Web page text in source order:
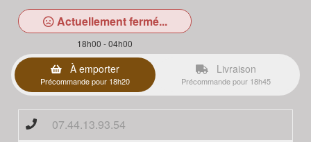
Actuellement fermé...
18h00 - 04h00
À emporter
Précommande pour 18h20
Livraison
Précommande pour 18h45
07.44.13.93.54